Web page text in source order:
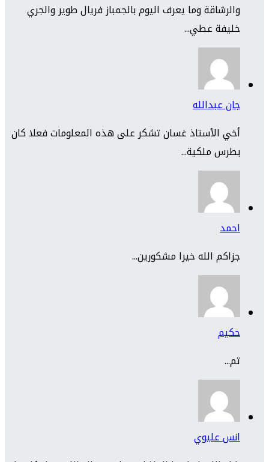
والرشاقة وما يعرف اليوم بالجمباز فريال طوير والجري
خليفة عطي...
جان عبدالله
أخي الأستاذ غسان تشكر على هذه المعلومات فعلا كان
بطرس ملكية...
احمد
جزاكم الله خيرا مشكورين...
حكيم
تم...
انس عليوي